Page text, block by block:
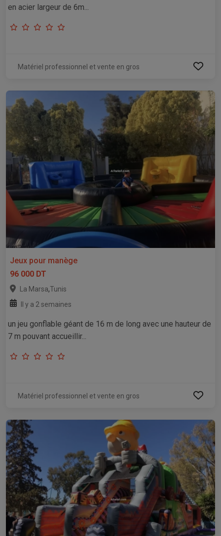
en acier largeur de 6m...
Matériel professionnel et vente en gros
Jeux pour manège
96 000 DT
La Marsa,Tunis
Il y a 2 semaines
un jeu gonflable géant de 16 m de long avec une hauteur de
7 m pouvant accueillir...
Matériel professionnel et vente en gros